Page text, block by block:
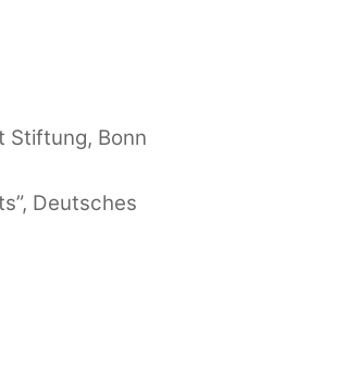
Stiftung, Bonn
Deutsches